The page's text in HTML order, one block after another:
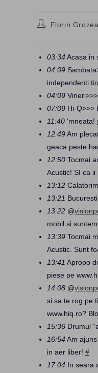
PostFlorin Grozea
03:34Acasa in
04:09
independenti
04:09
07:09 Hi-Q>>>
11:40 ‘mneata!
12:49Am
geaca peste
12:50 Tocmai
Acustic! SI ca ii
13:12
13:21
13:22 @
mobil si
13:39 Tocmai
Acustic. Sunt
13:41 Apropo
piese pe
14:08 @
si sa te rog pe
www.hiq.ro?
15:36 Drumul
16:54Am
in aer liber! #
17:04 In seara